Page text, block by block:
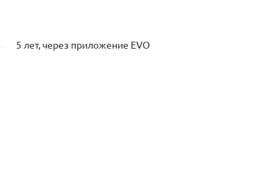
5 лет, через приложение EVO